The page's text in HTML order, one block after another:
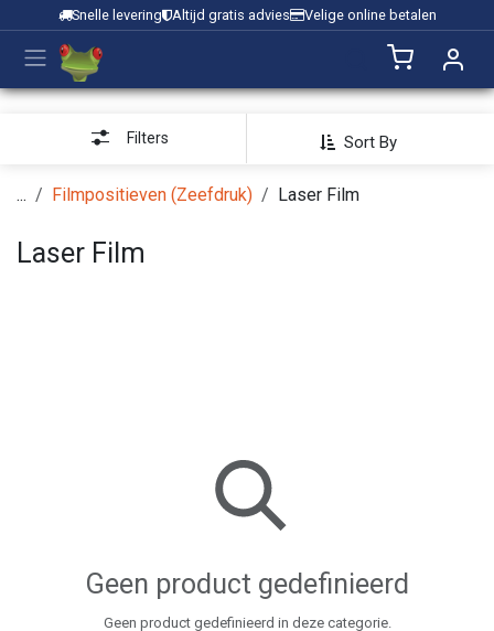
Overslaan naar inhoud
Snelle levering Altijd gratis advies Velige online betalen
Sort By
Filters
... Filmpositieven (Zeefdruk) Laser Film
Laser Film
Geen product gedefinieerd
Geen product gedefinieerd in deze categorie.